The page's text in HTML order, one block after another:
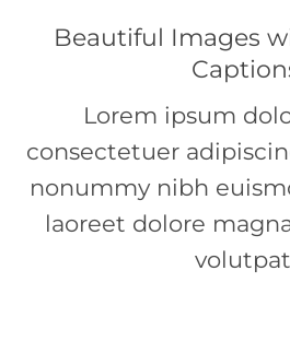
Beautiful Images
Lorem ipsum
consectetuer
nonummy nibh
laoreet dolore